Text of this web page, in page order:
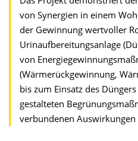
von Synergien in einem
der Gewinnung wertvoller
Urinaufbereitungsanlage
von
(Wärmerückgewinnung,
bis zum Einsatz des
gestalteten
verbundenen